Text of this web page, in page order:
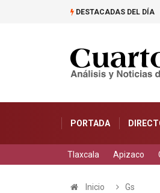
DESTACADAS DEL DÍA
PORTADA
Tlaxcala Apizaco
Inicio Gs